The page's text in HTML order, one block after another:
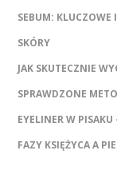
SEBUM: KLUCZOWE
SKÓRY
JAK SKUTECZNIE
SPRAWDZONE
EYELINER W PISAKU
FAZY KSIĘŻYCA A